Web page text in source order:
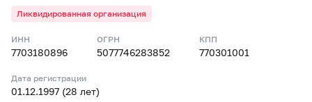
Ликвидированная организация
ИНН
7703180896
ОГРН
5077746283852
КПП
770301001
Дата регистрации
01.12.1997 (28 лет)